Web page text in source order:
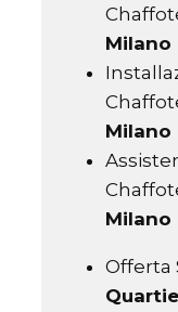
Milano
Milano
Milano
Offerta